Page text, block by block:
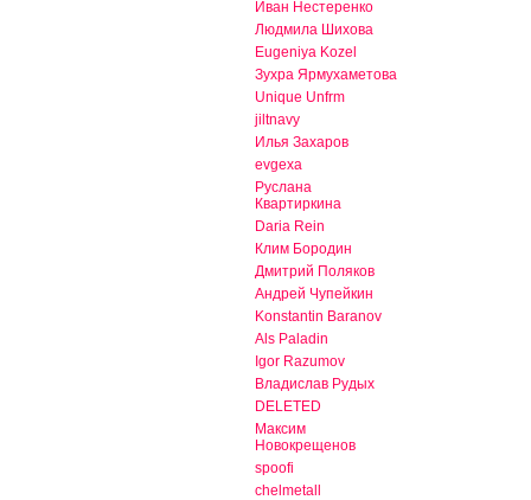
Иван Нестеренко
Людмила Шихова
Eugeniya Kozel
Зухра Ярмухаметова
Unique Unfrm
jiltnavy
Илья Захаров
evgexa
Руслана
Квартиркина
Daria Rein
Клим Бородин
Дмитрий Поляков
Андрей Чупейкин
Konstantin Baranov
Als Paladin
Igor Razumov
Владислав Рудых
DELETED
Максим
Новокрещенов
spoofi
chelmetall